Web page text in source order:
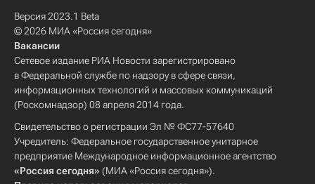
Версия 2023.1 Beta
© 2026 МИА «Россия сегодня»
Вакансии
Сетевое издание РИА Новости зарегистрировано
в Федеральной службе по надзору в сфере связи,
информационных технологий и массовых коммуникаций
(Роскомнадзор) 08 апреля 2014 года.
Свидетельство о регистрации Эл № ФС77-57640
Учредитель: Федеральное государственное унитарное
предприятие Международное информационное агентство
«Россия сегодня» (МИА «Россия сегодня»).